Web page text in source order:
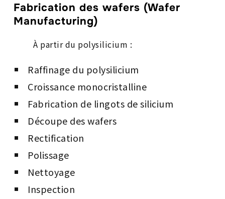
Fabrication des wafers (Wafer
Manufacturing)
À partir du polysilicium :
Raffinage du polysilicium
Croissance monocristalline
Fabrication de lingots de silicium
Découpe des wafers
Rectification
Polissage
Nettoyage
Inspection